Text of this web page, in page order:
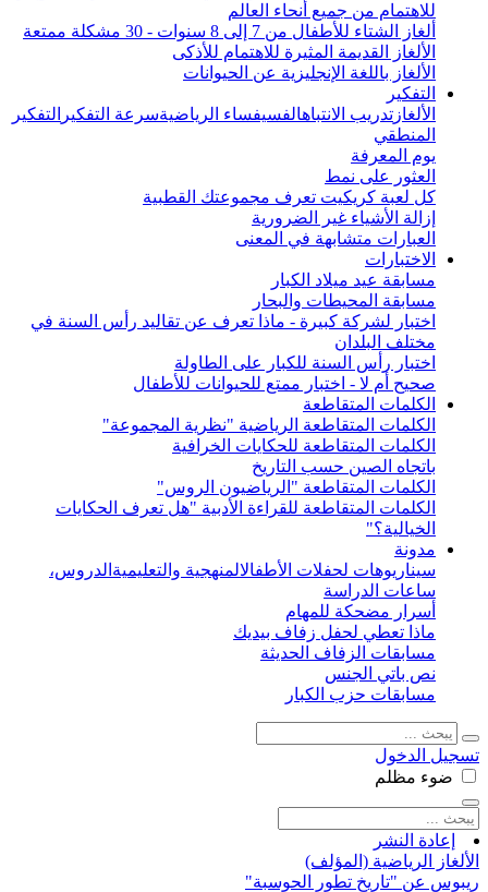
للاهتمام من جميع أنحاء العالم
ألغاز الشتاء للأطفال من 7 إلى 8 سنوات - 30 مشكلة ممتعة
الألغاز القديمة المثيرة للاهتمام للأذكى
الألغاز باللغة الإنجليزية عن الحيوانات
التفكير
الألغاز تدريب الانتباهالفسيفساء الرياضيةسرعة التفكير التفكير
المنطقي
يوم المعرفة
العثور على نمط
كل لعبة كريكيت تعرف مجموعتك القطبية
إزالة الأشياء غير الضرورية
العبارات متشابهة في المعنى
الاختبارات
مسابقة عيد ميلاد الكبار
مسابقة المحيطات والبحار
اختبار لشركة كبيرة - ماذا تعرف عن تقاليد رأس السنة في
مختلف البلدان
اختبار رأس السنة للكبار على الطاولة
صحيح أم لا - اختبار ممتع للحيوانات للأطفال
الكلمات المتقاطعة
الكلمات المتقاطعة الرياضية "نظرية المجموعة"
الكلمات المتقاطعة للحكايات الخرافية
باتجاه الصين حسب التاريخ
الكلمات المتقاطعة "الرياضيون الروس"
الكلمات المتقاطعة للقراءة الأدبية "هل تعرف الحكايات
الخيالية؟"
مدونة
سيناريوهات لحفلات الأطفالالمنهجية والتعليمية الدروس،
ساعات الدراسة
أسرار مضحكة للمهام
ماذا تعطي لحفل زفاف بيديك
مسابقات الزفاف الحديثة
نص باتي الجنس
مسابقات حزب الكبار
تسجيل الدخول
ضوء مظلم
إعادة النشر
الألغاز الرياضية (المؤلف)
ريبوس عن "تاريخ تطور الحوسبة"